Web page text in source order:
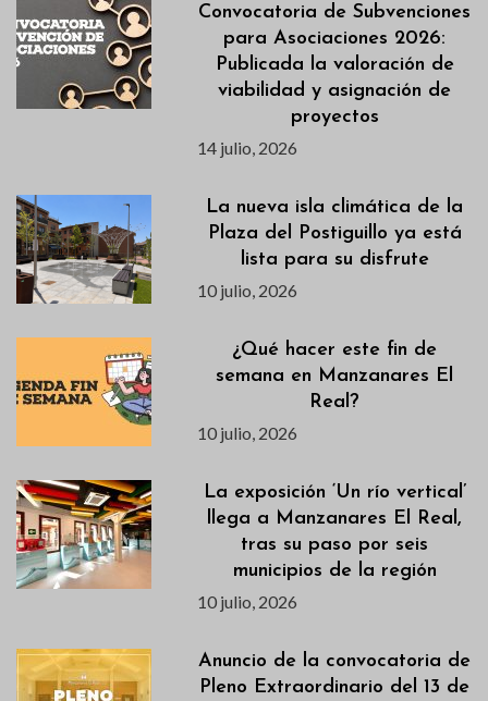
Convocatoria de Subvenciones
para Asociaciones 2026:
Publicada la valoración de
viabilidad y asignación de
proyectos
14 julio, 2026
La nueva isla climática de la
Plaza del Postiguillo ya está
lista para su disfrute
10 julio, 2026
¿Qué hacer este fin de
semana en Manzanares El
Real?
10 julio, 2026
La exposición ‘Un río vertical’
llega a Manzanares El Real,
tras su paso por seis
municipios de la región
10 julio, 2026
Anuncio de la convocatoria de
Pleno Extraordinario del 13 de